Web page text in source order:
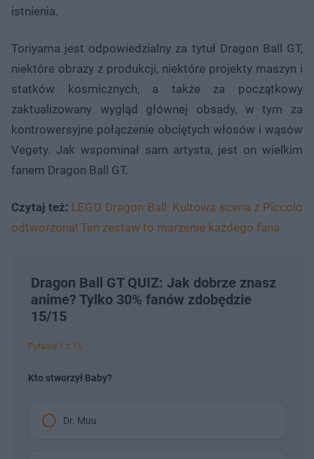
istnienia.
Toriyama jest odpowiedzialny za tytuł Dragon Ball GT,
niektóre obrazy z produkcji, niektóre projekty maszyn i
statków kosmicznych, a także za początkowy
zaktualizowany wygląd głównej obsady, w tym za
kontrowersyjne połączenie obciętych włosów i wąsów
Vegety. Jak wspominał sam artysta, jest on wielkim
fanem Dragon Ball GT.
Czytaj też: LEGO Dragon Ball: Kultowa scena z Piccolo
odtworzona! Ten zestaw to marzenie każdego fana
Dragon Ball GT QUIZ: Jak dobrze znasz
anime? Tylko 30% fanów zdobędzie
15/15
Pytanie 1 z 15
Kto stworzył Baby?
Dr. Muu